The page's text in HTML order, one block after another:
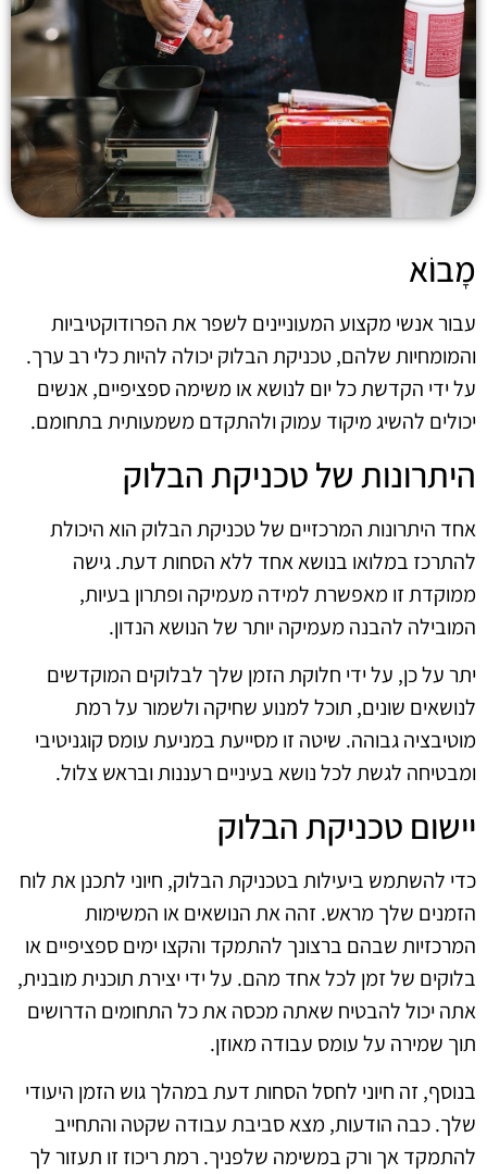
מָבוֹא
עבור אנשי מקצוע המעוניינים לשפר את הפרודוקטיביות
והמומחיות שלהם, טכניקת הבלוק יכולה להיות כלי רב ערך.
על ידי הקדשת כל יום לנושא או משימה ספציפיים, אנשים
יכולים להשיג מיקוד עמוק ולהתקדם משמעותית בתחומם.
היתרונות של טכניקת הבלוק
אחד היתרונות המרכזיים של טכניקת הבלוק הוא היכולת
להתרכז במלואו בנושא אחד ללא הסחות דעת. גישה
ממוקדת זו מאפשרת למידה מעמיקה ופתרון בעיות,
המובילה להבנה מעמיקה יותר של הנושא הנדון.
יתר על כן, על ידי חלוקת הזמן שלך לבלוקים המוקדשים
לנושאים שונים, תוכל למנוע שחיקה ולשמור על רמת
מוטיבציה גבוהה. שיטה זו מסייעת במניעת עומס קוגניטיבי
ומבטיחה לגשת לכל נושא בעיניים רעננות ובראש צלול.
יישום טכניקת הבלוק
כדי להשתמש ביעילות בטכניקת הבלוק, חיוני לתכנן את לוח
הזמנים שלך מראש. זהה את הנושאים או המשימות
המרכזיות שבהם ברצונך להתמקד והקצו ימים ספציפיים או
בלוקים של זמן לכל אחד מהם. על ידי יצירת תוכנית מובנית,
אתה יכול להבטיח שאתה מכסה את כל התחומים הדרושים
תוך שמירה על עומס עבודה מאוזן.
בנוסף, זה חיוני לחסל הסחות דעת במהלך גוש הזמן היעודי
שלך. כבה הודעות, מצא סביבת עבודה שקטה והתחייב
להתמקד אך ורק במשימה שלפניך. רמת ריכוז זו תעזור לך